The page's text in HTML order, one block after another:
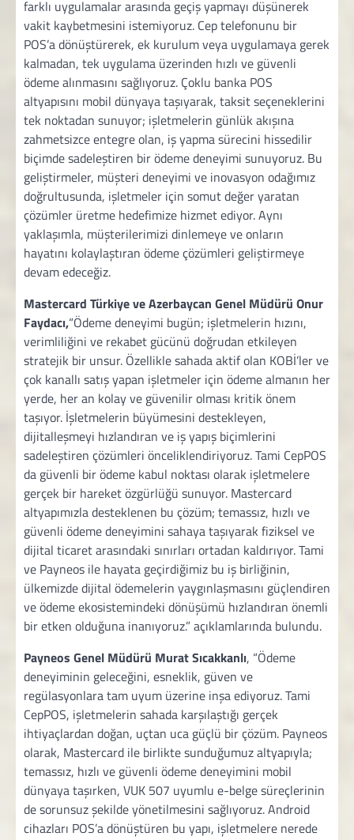
farklı uygulamalar arasında geçiş yapmayı düşünerek
vakit kaybetmesini istemiyoruz. Cep telefonunu bir
POS’a dönüştürerek, ek kurulum veya uygulamaya gerek
kalmadan, tek uygulama üzerinden hızlı ve güvenli
ödeme alınmasını sağlıyoruz. Çoklu banka POS
altyapısını mobil dünyaya taşıyarak, taksit seçeneklerini
tek noktadan sunuyor; işletmelerin günlük akışına
zahmetsizce entegre olan, iş yapma sürecini hissedilir
biçimde sadeleştiren bir ödeme deneyimi sunuyoruz. Bu
geliştirmeler, müşteri deneyimi ve inovasyon odağımız
doğrultusunda, işletmeler için somut değer yaratan
çözümler üretme hedefimize hizmet ediyor. Aynı
yaklaşımla, müşterilerimizi dinlemeye ve onların
hayatını kolaylaştıran ödeme çözümleri geliştirmeye
devam edeceğiz.
Mastercard Türkiye ve Azerbaycan Genel Müdürü Onur
Faydacı,“Ödeme deneyimi bugün; işletmelerin hızını,
verimliliğini ve rekabet gücünü doğrudan etkileyen
stratejik bir unsur. Özellikle sahada aktif olan KOBİ’ler ve
çok kanallı satış yapan işletmeler için ödeme almanın her
yerde, her an kolay ve güvenilir olması kritik önem
taşıyor. İşletmelerin büyümesini destekleyen,
dijitalleşmeyi hızlandıran ve iş yapış biçimlerini
sadeleştiren çözümleri önceliklendiriyoruz. Tami CepPOS
da güvenli bir ödeme kabul noktası olarak işletmelere
gerçek bir hareket özgürlüğü sunuyor. Mastercard
altyapımızla desteklenen bu çözüm; temassız, hızlı ve
güvenli ödeme deneyimini sahaya taşıyarak fiziksel ve
dijital ticaret arasındaki sınırları ortadan kaldırıyor. Tami
ve Payneos ile hayata geçirdiğimiz bu iş birliğinin,
ülkemizde dijital ödemelerin yaygınlaşmasını güçlendiren
ve ödeme ekosistemindeki dönüşümü hızlandıran önemli
bir etken olduğuna inanıyoruz.” açıklamlarında bulundu.
Payneos Genel Müdürü Murat Sıcakkanlı, “Ödeme
deneyiminin geleceğini, esneklik, güven ve
regülasyonlara tam uyum üzerine inşa ediyoruz. Tami
CepPOS, işletmelerin sahada karşılaştığı gerçek
ihtiyaçlardan doğan, uçtan uca güçlü bir çözüm. Payneos
olarak, Mastercard ile birlikte sunduğumuz altyapıyla;
temassız, hızlı ve güvenli ödeme deneyimini mobil
dünyaya taşırken, VUK 507 uyumlu e-belge süreçlerinin
de sorunsuz şekilde yönetilmesini sağlıyoruz. Android
cihazları POS’a dönüştüren bu yapı, işletmelere nerede